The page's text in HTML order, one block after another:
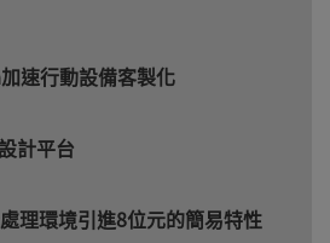
速行動設備客製化
計平台
理環境引進8位元的簡易特性